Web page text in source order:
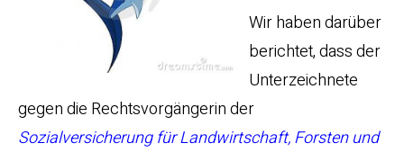
Wir haben darüber
berichtet, dass der
Unterzeichnete
gegen die Rechtsvorgängerin der
Sozialversicherung für Landwirtschaft, Forsten und